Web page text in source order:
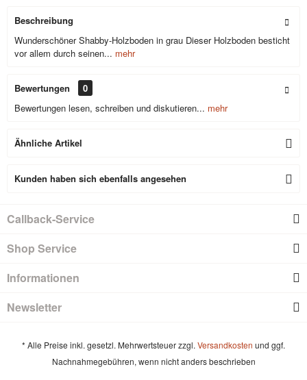
Beschreibung
Wunderschöner Shabby-Holzboden in grau Dieser Holzboden besticht
vor allem durch seinen... mehr
Bewertungen
0
Bewertungen lesen, schreiben und diskutieren... mehr
Ähnliche Artikel
Kunden haben sich ebenfalls angesehen
Callback-Service
Shop Service
Informationen
Newsletter
* Alle Preise inkl. gesetzl. Mehrwertsteuer zzgl. Versandkosten und ggf.
Nachnahmegebühren, wenn nicht anders beschrieben